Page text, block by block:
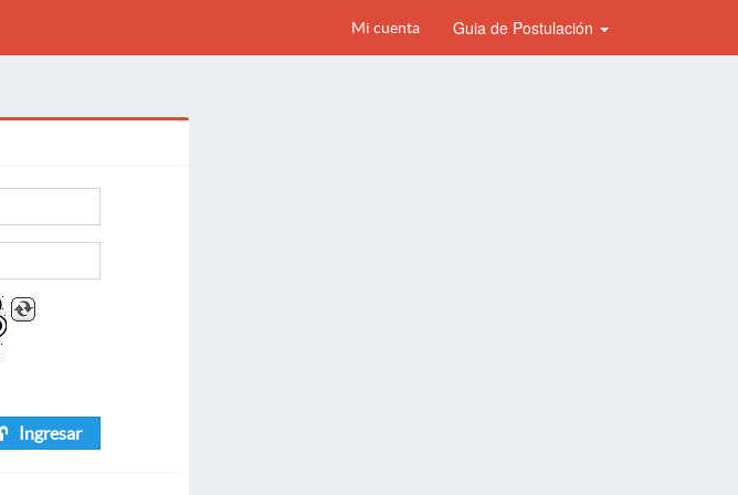
Mi cuenta Guia de Postulación
Ingresar